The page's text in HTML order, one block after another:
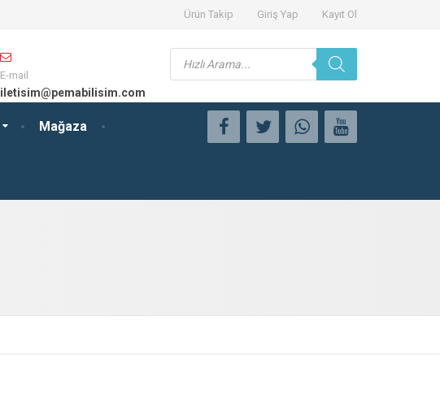
Ürün Takip Giriş Yap Kayıt Ol
Mağaza
E-mail
iletisim@pemabilisim.com
Products
search